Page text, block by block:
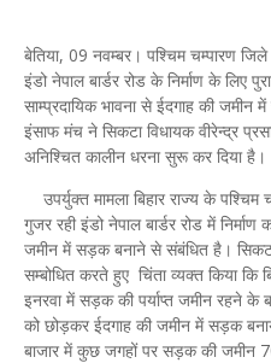
बेतिया, 09 नवम्बर। पश्चिम चम्पारण
इंडो नेपाल बार्डर रोड के निर्माण के लिए
साम्प्रदायिक भावना से ईदगाह की
इंसाफ मंच ने सिकटा विधायक वीरेन्द्र
अनिश्चित कालीन धरना सुरू कर दिया है।
उपर्युक्त मामला बिहार राज्य के पश्चिम
गुजर रही इंडो नेपाल बार्डर रोड में निर्माण
जमीन में सड़क बनाने से संबंधित है। सिकटा
सम्बोधित करते हुए चिंता व्यक्त किया कि
इनरवा में सड़क की पर्याप्त जमीन रहने
को छोड़कर ईदगाह की जमीन में सड़क
बाजार में कुछ जगहों पर सड़क की जमीन